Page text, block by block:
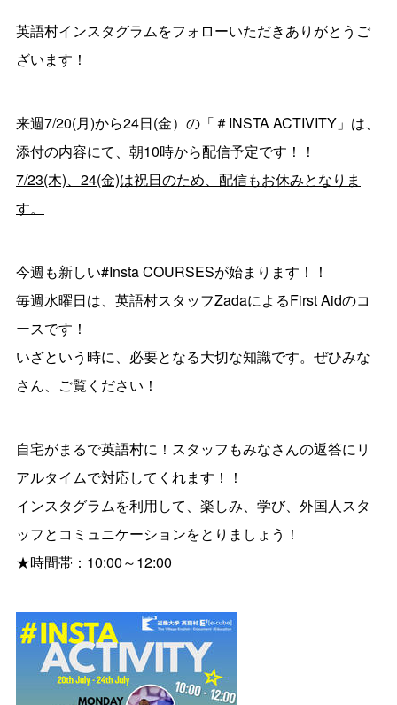
英語村インスタグラムをフォローいただきありがとうご
ざいます！
来週7/20(月)から24日(金）の「＃INSTA ACTIVITY」は、
添付の内容にて、朝10時から配信予定です！！
7/23(木)、24(金)は祝日のため、配信もお休みとなりま
す。
今週も新しい#Insta COURSESが始まります！！
毎週水曜日は、英語村スタッフZadaによるFirst Aidのコ
ースです！
いざという時に、必要となる大切な知識です。ぜひみな
さん、ご覧ください！
自宅がまるで英語村に！スタッフもみなさんの返答にリ
アルタイムで対応してくれます！！
インスタグラムを利用して、楽しみ、学び、外国人スタ
ッフとコミュニケーションをとりましょう！
★時間帯：10:00～12:00